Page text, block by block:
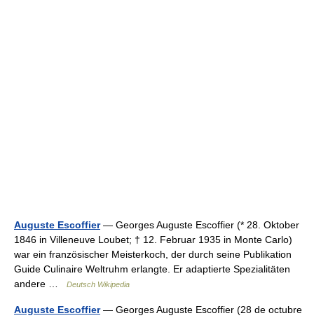
Auguste Escoffier— Georges Auguste Escoffier (* 28. Oktober
1846 in Villeneuve Loubet; † 12. Februar 1935 in Monte Carlo)
war ein französischer Meisterkoch, der durch seine Publikation
Guide Culinaire Weltruhm erlangte. Er adaptierte Spezialitäten
andere …
Deutsch Wikipedia
Auguste Escoffier— Georges Auguste Escoffier (28 de octubre